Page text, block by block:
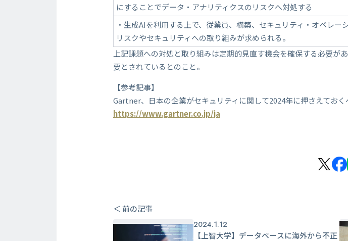
にすることでデータ・アナリティクスのリスクへ対処する
・生成AIを利用する上で、従業員、構築、セキュリティ・オペレ
リスクやセキュリティへの取り組みが求められる。
上記課題への対処と取り組みは定期的見直す機会を確保する必要
要とされているとのこと。
【参考記事】
Gartner、日本の企業がセキュリティに関して2024年に押さえてお
https://www.gartner.co.jp/ja
＜ 前の記事
2024.1.12
【上智大学】データベースに海外から不正